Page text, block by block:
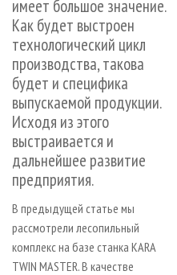
имеет большое значение.
Как будет выстроен
технологический цикл
производства, такова
будет и специфика
выпускаемой продукции.
Исходя из этого
выстраивается и
дальнейшее развитие
предприятия.
В предыдущей статье мы
рассмотрели лесопильный
комплекс на базе станка KARA
TWIN MASTER. В качестве